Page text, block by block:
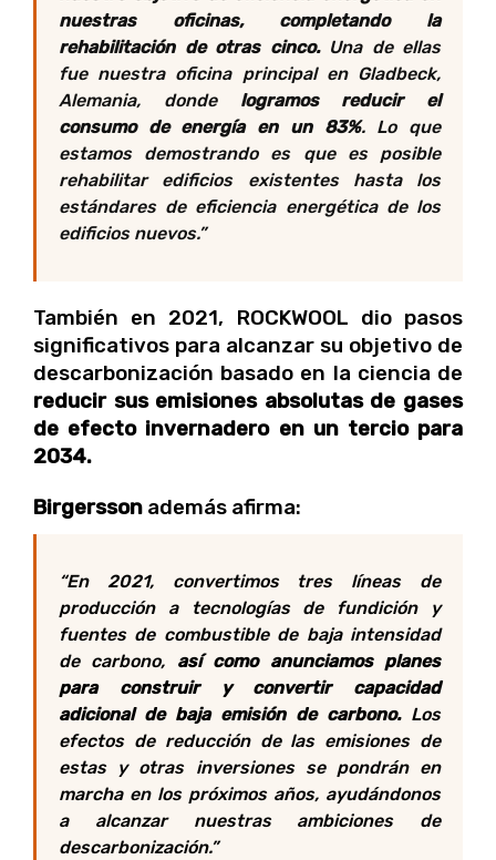
nuestras oficinas, completando la
rehabilitación de otras cinco.Una de ellas
fue nuestra oficina principal en Gladbeck,
Alemania, dondelogramos reducir el
consumo de energía en un 83%. Lo que
estamos demostrando es que es posible
rehabilitar edificios existentes hasta los
estándares de eficiencia energética de los
edificios nuevos.”
También en 2021, ROCKWOOL dio pasos
significativos para alcanzar su objetivo de
descarbonización basado en la ciencia de
reducir sus emisiones absolutas de gases
de efecto invernadero en un tercio para
2034.
Birgersson además afirma:
“En 2021, convertimos tres líneas de
producción a tecnologías de fundición y
fuentes de combustible de baja intensidad
de carbono, así como anunciamos planes
para construir y convertir capacidad
adicional de baja emisión de carbono.Los
efectos de reducción de las emisiones de
estas y otras inversiones se pondrán en
marcha en los próximos años, ayudándonos
a alcanzar nuestras ambiciones de
descarbonización.”